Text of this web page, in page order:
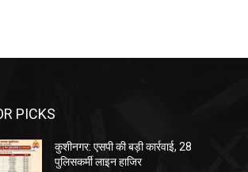
PICKS
कुशीनगर: एसपी की बड़ी कार्रवाई, 28
पुलिसकर्मी लाइन हाजिर